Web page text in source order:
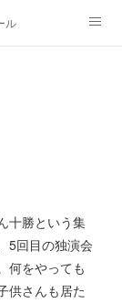
ル
十勝という集
5回目の独演会
何をやっても
供さんも居た